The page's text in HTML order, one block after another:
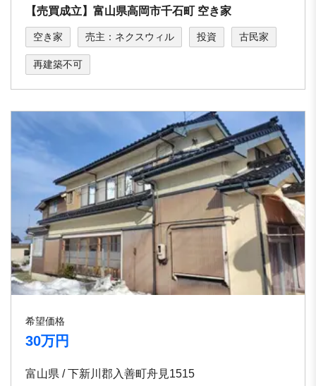
【売買成立】富⼭県⾼岡市千⽯町 空き家
空き家 売主：ネクスウィル 投資 古民家
再建築不可
希望価格
30万円
富山県 / 下新川郡⼊善町⾈⾒1515